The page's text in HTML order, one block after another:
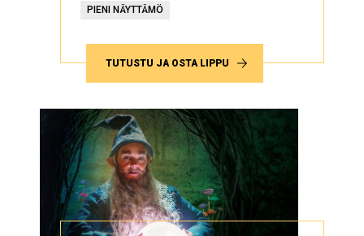
PIENI NÄYTTÄMÖ
TUTUSTU JA OSTA LIPPU